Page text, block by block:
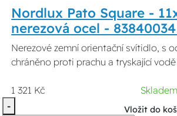
Nordlux Pato Square -
nerezová ocel -
Nerezové zemní orientační svítidlo, s
chráněno proti prachu a tryskající
1 321 Kč
Skladem
-
Vložit do